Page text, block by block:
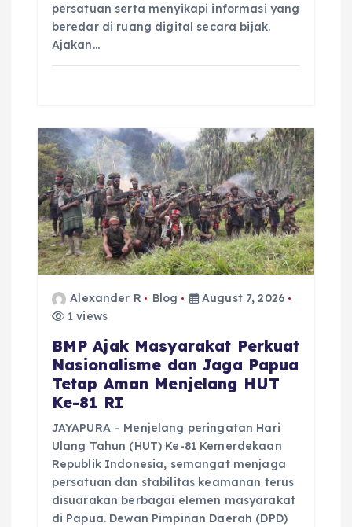
persatuan serta menyikapi informasi yang
beredar di ruang digital secara bijak.
Ajakan…
Alexander R Blog
August 7, 2026
1 views
BMP Ajak Masyarakat Perkuat
Nasionalisme dan Jaga Papua
Tetap Aman Menjelang HUT
Ke-81 RI
JAYAPURA – Menjelang peringatan Hari
Ulang Tahun (HUT) Ke-81 Kemerdekaan
Republik Indonesia, semangat menjaga
persatuan dan stabilitas keamanan terus
disuarakan berbagai elemen masyarakat
di Papua. Dewan Pimpinan Daerah (DPD)